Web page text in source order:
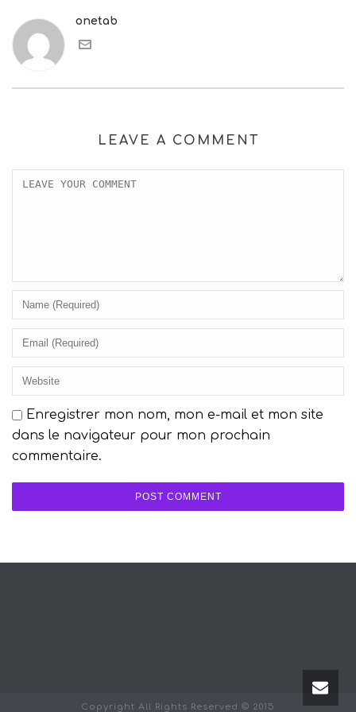
onetab
LEAVE A COMMENT
Enregistrer mon nom, mon e-mail et mon site
dans le navigateur pour mon prochain
commentaire.
Copyright All Rights Reserved © 2015